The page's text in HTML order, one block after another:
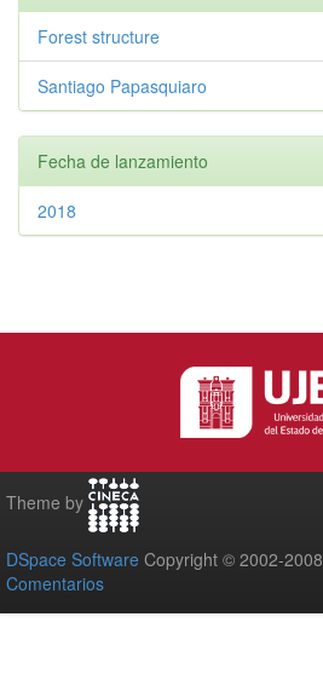
Forest structure
Santiago Papasquiaro
Fecha de lanzamiento
2018
Theme by
DSpace Software Copyright © 2002-2008
Comentarios